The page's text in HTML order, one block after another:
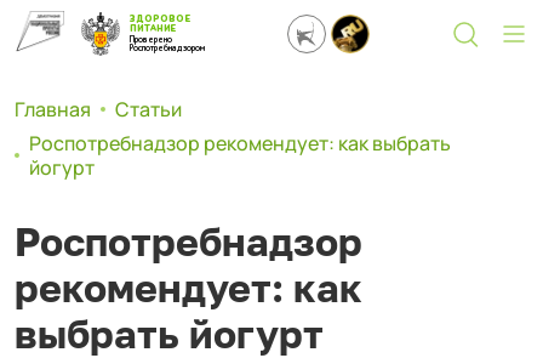
ЗДОРОВОЕ
ПИТАНИЕ
Проверено
Роспотребнадзором
Главная
Статьи
Роспотребнадзор рекомендует: как выбрать
йогурт
Роспотребнадзор
рекомендует: как
выбрать йогурт